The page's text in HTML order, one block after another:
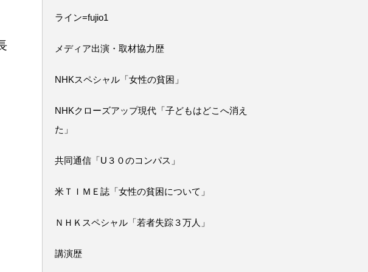
ライン=fujio1
メディア出演・取材協力歴
NHKスペシャル「女性の貧困」
NHKクローズアップ現代「子どもはどこへ消え
た」
共同通信「U３０のコンパス」
米ＴＩＭＥ誌「女性の貧困について」
ＮＨＫスペシャル「若者失踪３万人」
講演歴